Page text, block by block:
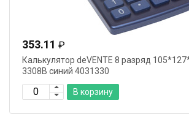
353.11 ₽
Калькулятор deVENTE 8 разряд
3308B синий 4031330
В корзину